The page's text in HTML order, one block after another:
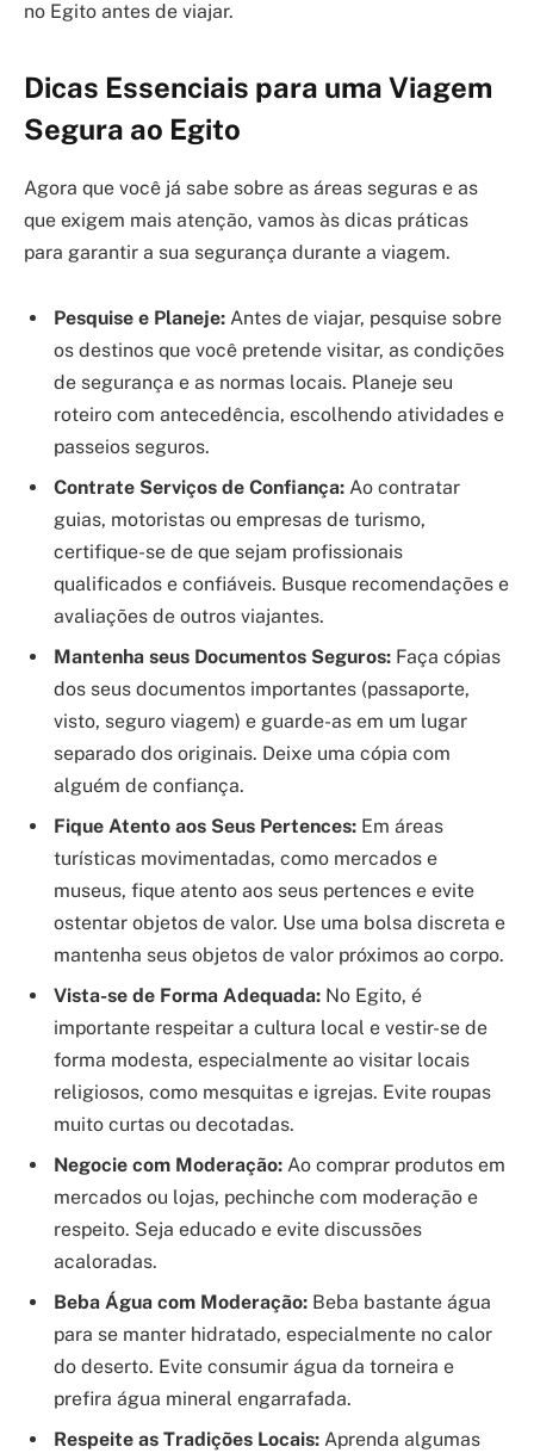
no Egito antes de viajar.
Dicas Essenciais para uma Viagem
Segura ao Egito
Agora que você já sabe sobre as áreas seguras e as
que exigem mais atenção, vamos às dicas práticas
para garantir a sua segurança durante a viagem.
Pesquise e Planeje: Antes de viajar, pesquise sobre
os destinos que você pretende visitar, as condições
de segurança e as normas locais. Planeje seu
roteiro com antecedência, escolhendo atividades e
passeios seguros.
Contrate Serviços de Confiança: Ao contratar
guias, motoristas ou empresas de turismo,
certifique-se de que sejam profissionais
qualificados e confiáveis. Busque recomendações e
avaliações de outros viajantes.
Mantenha seus Documentos Seguros: Faça cópias
dos seus documentos importantes (passaporte,
visto, seguro viagem) e guarde-as em um lugar
separado dos originais. Deixe uma cópia com
alguém de confiança.
Fique Atento aos Seus Pertences: Em áreas
turísticas movimentadas, como mercados e
museus, fique atento aos seus pertences e evite
ostentar objetos de valor. Use uma bolsa discreta e
mantenha seus objetos de valor próximos ao corpo.
Vista-se de Forma Adequada: No Egito, é
importante respeitar a cultura local e vestir-se de
forma modesta, especialmente ao visitar locais
religiosos, como mesquitas e igrejas. Evite roupas
muito curtas ou decotadas.
Negocie com Moderação: Ao comprar produtos em
mercados ou lojas, pechinche com moderação e
respeito. Seja educado e evite discussões
acaloradas.
Beba Água com Moderação: Beba bastante água
para se manter hidratado, especialmente no calor
do deserto. Evite consumir água da torneira e
prefira água mineral engarrafada.
Respeite as Tradições Locais: Aprenda algumas